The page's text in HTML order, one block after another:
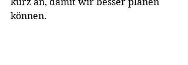
können.